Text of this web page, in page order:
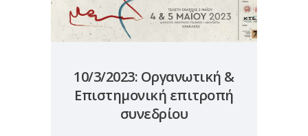
10/3/2023: Οργανωτική &
Επιστημονική επιτροπή
συνεδρίου